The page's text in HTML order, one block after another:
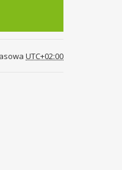
UTC+02:00